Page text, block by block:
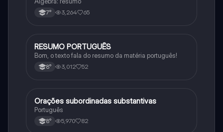
7° 3,264 65
Português
RESUMO PORTUGUÊS
Bom, o texto fala do resumo da matéria português!
8° 3,012 52
Português
Orações subordinadas substantivas
Português
8° 5,970 82